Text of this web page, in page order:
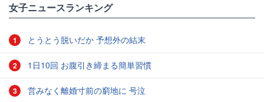
女子ニュースランキング
1 とうとう脱いだか 予想外の結末
2 1日10回 お腹引き締まる簡単習慣
3 営みなく離婚寸前の窮地に 号泣